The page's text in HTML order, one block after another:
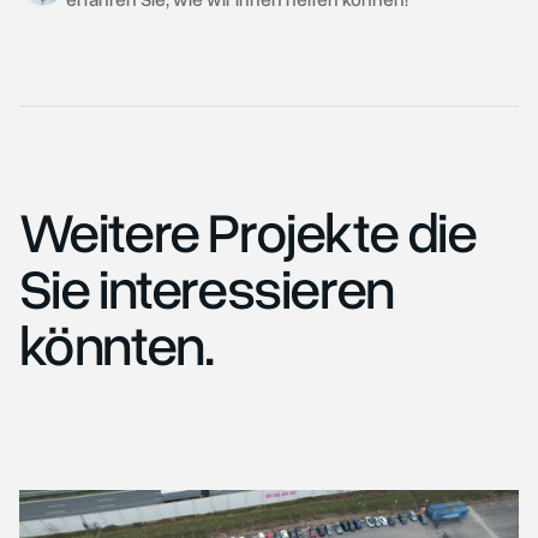
Weitere Projekte die
Sie interessieren
könnten.